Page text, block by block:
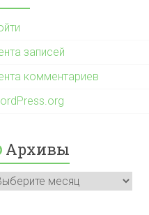
записей
комментариев
Архивы